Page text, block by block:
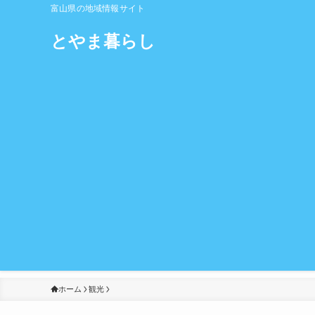
富山県の地域情報サイト
とやま暮らし
ホーム 観光